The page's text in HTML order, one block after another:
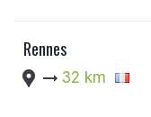
Rennes
location_pin arrow_right_alt 32 km